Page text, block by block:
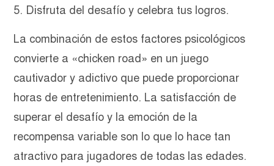
Disfruta del desafío y celebra tus logros.
La combinación de estos factores psicológicos
convierte a «chicken road» en un juego
cautivador y adictivo que puede proporcionar
horas de entretenimiento. La satisfacción de
superar el desafío y la emoción de la
recompensa variable son lo que lo hace tan
atractivo para jugadores de todas las edades.